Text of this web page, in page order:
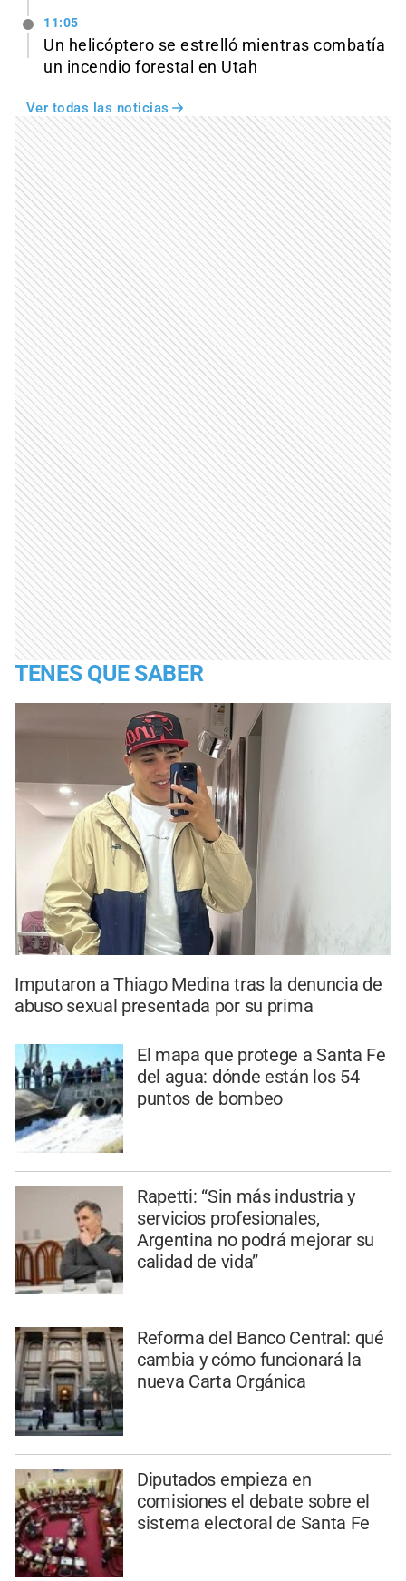
11:05
Un helicóptero se estrelló mientras combatía
un incendio forestal en Utah
Ver todas las noticias
TENES QUE SABER
Imputaron a Thiago Medina tras la denuncia de
abuso sexual presentada por su prima
El mapa que protege a Santa Fe
del agua: dónde están los 54
puntos de bombeo
Rapetti: “Sin más industria y
servicios profesionales,
Argentina no podrá mejorar su
calidad de vida”
Reforma del Banco Central: qué
cambia y cómo funcionará la
nueva Carta Orgánica
Diputados empieza en
comisiones el debate sobre el
sistema electoral de Santa Fe